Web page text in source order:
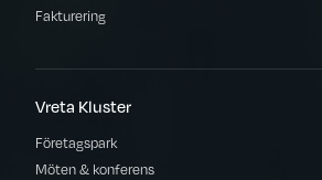
Fakturering
Vreta Kluster
Företagspark
Möten & konferens